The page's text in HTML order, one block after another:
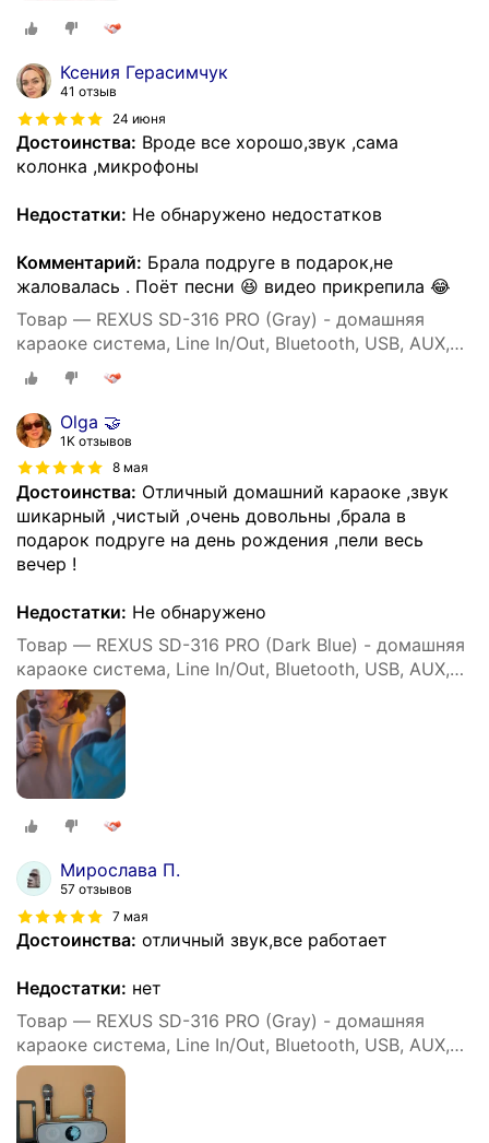
Ксения Герасимчук
41 отзыв
24 июня
Достоинства: Вроде все хорошо,звук ,сама
колонка ,микрофоны
Недостатки: Не обнаружено недостатков
Комментарий: Брала подруге в подарок,не
жаловалась . Поёт песни 😆 видео прикрепила 😂
Товар — REXUS SD-316 PRO (Gray) - домашняя
караоке система, Line In/Out, Bluetooth, USB, AUX,
аплодиcменты
Olga 🤝
1K отзывов
8 мая
Достоинства: Отличный домашний караоке ,звук
шикарный ,чистый ,очень довольны ,брала в
подарок подруге на день рождения ,пели весь
вечер !
Недостатки: Не обнаружено
Товар — REXUS SD-316 PRO (Dark Blue) - домашняя
караоке система, Line In/Out, Bluetooth, USB, AUX,
аплодиcменты
Мирослава П.
57 отзывов
7 мая
Достоинства: отличный звук,все работает
Недостатки: нет
Товар — REXUS SD-316 PRO (Gray) - домашняя
караоке система, Line In/Out, Bluetooth, USB, AUX,
аплодиcменты